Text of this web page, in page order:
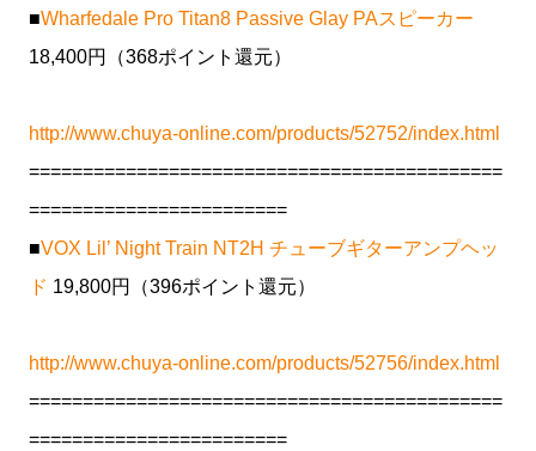
■Wharfedale Pro Titan8 Passive Glay PAスピーカー
18,400円（368ポイント還元）
http://www.chuya-online.com/products/52752/index.html
============================================
========================
■VOX Lil’ Night Train NT2H チューブギターアンプヘッ
ド 19,800円（396ポイント還元）
http://www.chuya-online.com/products/52756/index.html
============================================
========================